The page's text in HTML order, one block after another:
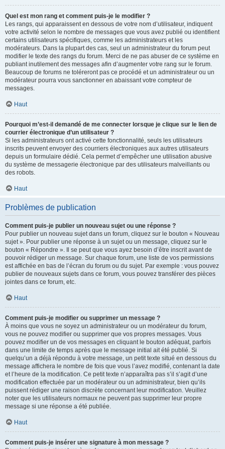
Quel est mon rang et comment puis-je le modifier ?
Les rangs, qui apparaissent en dessous de votre nom d’utilisateur, indiquent
votre activité selon le nombre de messages que vous avez publié ou identifient
certains utilisateurs spécifiques, comme les administrateurs et les
modérateurs. Dans la plupart des cas, seul un administrateur du forum peut
modifier le texte des rangs du forum. Merci de ne pas abuser de ce système en
publiant inutilement des messages afin d’augmenter votre rang sur le forum.
Beaucoup de forums ne toléreront pas ce procédé et un administrateur ou un
modérateur pourra vous sanctionner en abaissant votre compteur de
messages.
Haut
Pourquoi m’est-il demandé de me connecter lorsque je clique sur le lien de
courrier électronique d’un utilisateur ?
Si les administrateurs ont activé cette fonctionnalité, seuls les utilisateurs
inscrits peuvent envoyer des courriers électroniques aux autres utilisateurs
depuis un formulaire dédié. Cela permet d’empêcher une utilisation abusive
du système de messagerie électronique par des utilisateurs malveillants ou
des robots.
Haut
Problèmes de publication
Comment puis-je publier un nouveau sujet ou une réponse ?
Pour publier un nouveau sujet dans un forum, cliquez sur le bouton « Nouveau
sujet ». Pour publier une réponse à un sujet ou un message, cliquez sur le
bouton « Répondre ». Il se peut que vous ayez besoin d’être inscrit avant de
pouvoir rédiger un message. Sur chaque forum, une liste de vos permissions
est affichée en bas de l’écran du forum ou du sujet. Par exemple : vous pouvez
publier de nouveaux sujets dans ce forum, vous pouvez transférer des pièces
jointes dans ce forum, etc.
Haut
Comment puis-je modifier ou supprimer un message ?
À moins que vous ne soyez un administrateur ou un modérateur du forum,
vous ne pouvez modifier ou supprimer que vos propres messages. Vous
pouvez modifier un de vos messages en cliquant le bouton adéquat, parfois
dans une limite de temps après que le message initial ait été publié. Si
quelqu’un a déjà répondu à votre message, un petit texte situé en dessous du
message affichera le nombre de fois que vous l’avez modifié, contenant la date
et l’heure de la modification. Ce petit texte n’apparaîtra pas s’il s’agit d’une
modification effectuée par un modérateur ou un administrateur, bien qu’ils
puissent rédiger une raison discrète concernant leur modification. Veuillez
noter que les utilisateurs normaux ne peuvent pas supprimer leur propre
message si une réponse a été publiée.
Haut
Comment puis-je insérer une signature à mon message ?